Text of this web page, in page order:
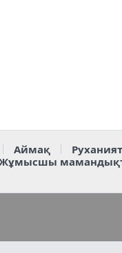
Аймақ Руханият